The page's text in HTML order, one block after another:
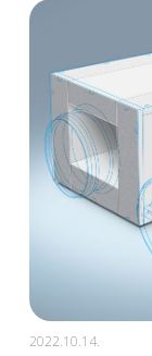
2022.10.14.